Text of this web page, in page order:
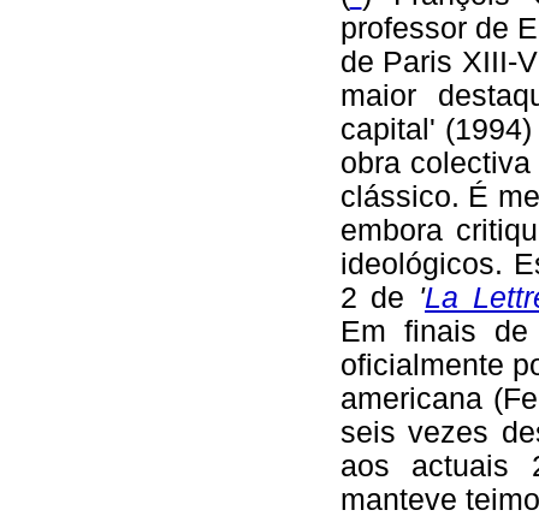
professor de
de Paris XIII-
maior
capital'
obra
clássico. É
embora
ideológicos.
2 de 'La
Em finais
oficialmente
americana
seis vezes
aos actuais
manteve